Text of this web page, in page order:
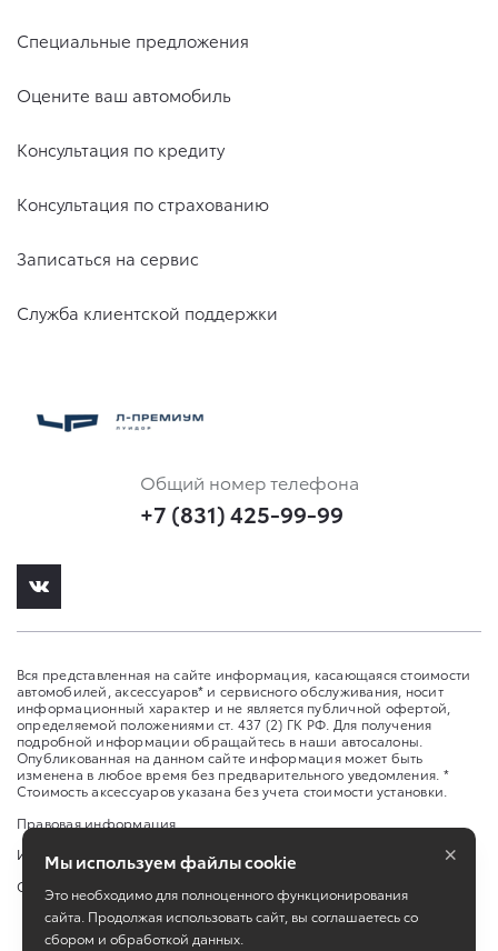
Специальные предложения
Оцените ваш автомобиль
Консультация по кредиту
Консультация по страхованию
Записаться на сервис
Служба клиентской поддержки
Общий номер телефона
+7 (831) 425-99-99
Вся представленная на сайте информация, касающаяся стоимости
автомобилей, аксессуаров* и сервисного обслуживания, носит
информационный характер и не является публичной офертой,
определяемой положениями ст. 437 (2) ГК РФ. Для получения
подробной информации обращайтесь в наши автосалоны.
Опубликованная на данном сайте информация может быть
изменена в любое время без предварительного уведомления. *
Стоимость аксессуаров указана без учета стоимости установки.
Правовая информация
Изменить настройку cookies
Сбросить cookie
Мы используем файлы cookie
Это необходимо для полноценного функционирования
сайта. Продолжая использовать сайт, вы соглашаетесь со
сбором и обработкой данных.
×